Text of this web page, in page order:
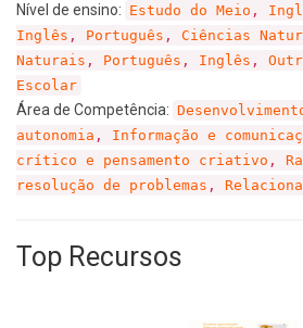
Nível de ensino: Estudo do Meio ,
Inglês , Português , Ciências
Naturais , Português , Inglês ,
Escolar
Área de Competência:
autonomia , Informação e
crítico e pensamento criativo ,
resolução de problemas ,
Top Recursos